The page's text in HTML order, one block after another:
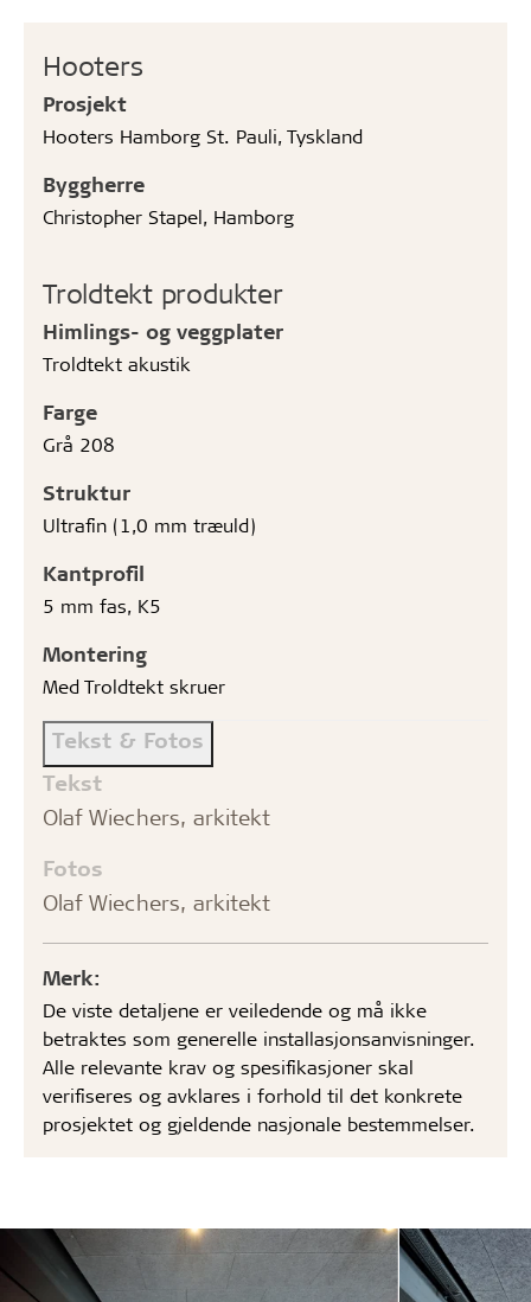
Hooters
Prosjekt
Hooters Hamborg St. Pauli, Tyskland
Byggherre
Christopher Stapel, Hamborg
Troldtekt produkter
Himlings- og veggplater
Troldtekt akustik
Farge
Grå 208
Struktur
Ultrafin (1,0 mm træuld)
Kantprofil
5 mm fas, K5
Montering
Med Troldtekt skruer
Tekst & Fotos
Tekst
Olaf Wiechers, arkitekt
Fotos
Olaf Wiechers, arkitekt
Merk:
De viste detaljene er veiledende og må ikke
betraktes som generelle installasjonsanvisninger.
Alle relevante krav og spesifikasjoner skal
verifiseres og avklares i forhold til det konkrete
prosjektet og gjeldende nasjonale bestemmelser.